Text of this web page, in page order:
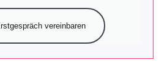
vereinbaren